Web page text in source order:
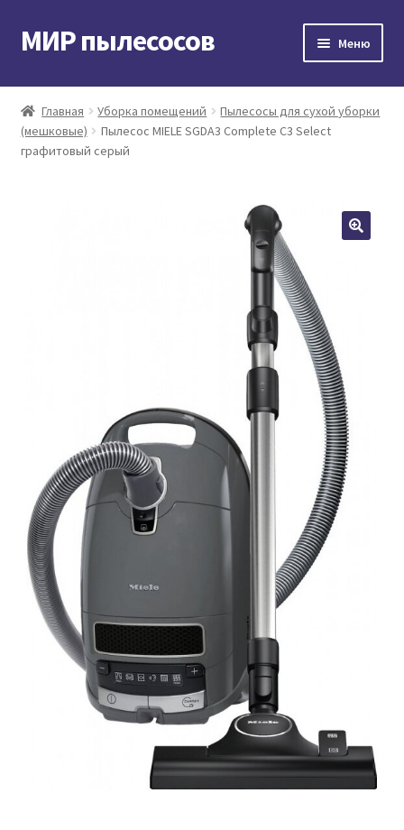
Перейти
к
Перейти
к
МИР пылесосов Меню
Главная
Мой аккаунт
Главная Уборка помещений
Пылесосы для сухой уборки
(мешковые)
Пылесос MIELE SGDA3 Complete C3 Select
графитовый серый